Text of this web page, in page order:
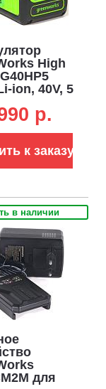
повреждений.
High
ion, 40V, 5
p.
к заказу
в наличии
для